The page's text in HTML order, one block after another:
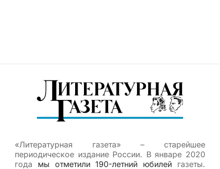
«Литературная газета» – старейшее
периодическое издание России. В январе 2020
года мы отметили 190-летний юбилей газеты.